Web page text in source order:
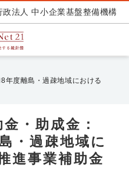
政法人 中小企業基盤整備機構
年度離島・過疎地域における
・助成金：
・過疎地域に
進事業補助金